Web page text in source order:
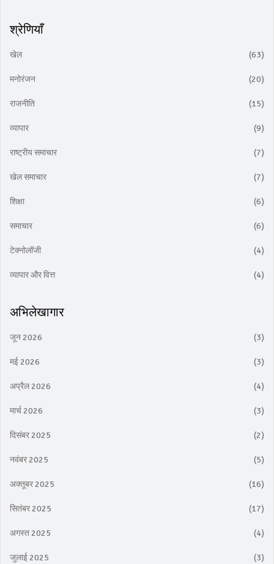
श्रेणियाँ
खेल (63)
मनोरंजन (20)
राजनीति (15)
व्यापार (9)
राष्ट्रीय समाचार (7)
खेल समाचार (7)
शिक्षा (6)
समाचार (6)
टेक्नोलॉजी (4)
व्यापार और वित्त (4)
अभिलेखागार
जून 2026 (3)
मई 2026 (3)
अप्रैल 2026 (4)
मार्च 2026 (3)
दिसंबर 2025 (2)
नवंबर 2025 (5)
अक्तूबर 2025 (16)
सितंबर 2025 (17)
अगस्त 2025 (4)
जुलाई 2025 (3)